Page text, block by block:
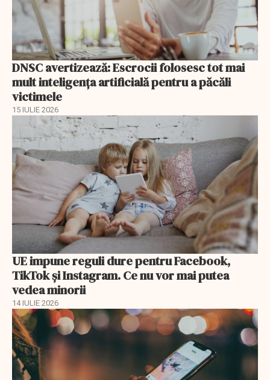
DNSC avertizează: Escrocii folosesc tot mai
mult inteligența artificială pentru a păcăli
victimele
15 IULIE 2026
UE impune reguli dure pentru Facebook,
TikTok și Instagram. Ce nu vor mai putea
vedea minorii
14 IULIE 2026